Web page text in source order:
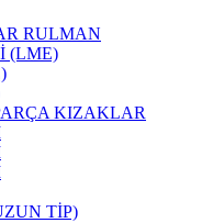
RULMAN
(LME)
KIZAKLAR
TİP)